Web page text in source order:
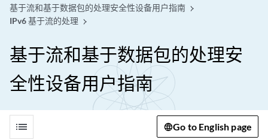
基于流和基于数据包的处理安全性设备用户指南
IPv6 基于流的处理
基于流和基于数据包的处理安
全性设备用户指南
list Go to English page